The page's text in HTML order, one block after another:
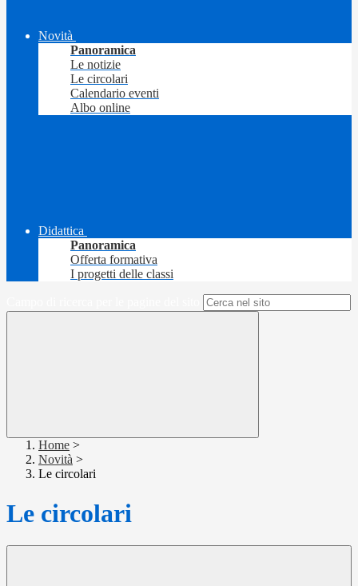
Novità
Panoramica
Le notizie
Le circolari
Calendario eventi
Albo online
Didattica
Panoramica
Offerta formativa
I progetti delle classi
Home >
Novità >
Le circolari
Le circolari